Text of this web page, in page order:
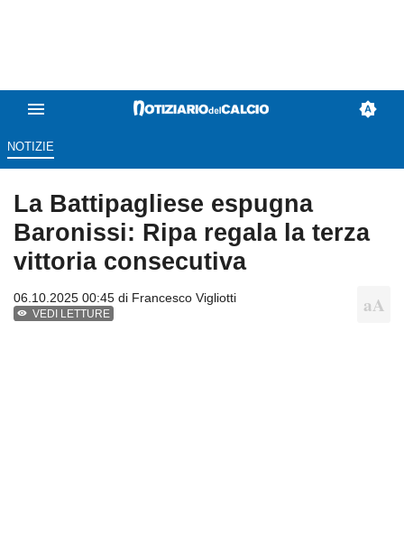
NOTIZIE
La Battipagliese espugna
Baronissi: Ripa regala la terza
vittoria consecutiva
06.10.2025 00:45 di Francesco Vigliotti
VEDI LETTURE